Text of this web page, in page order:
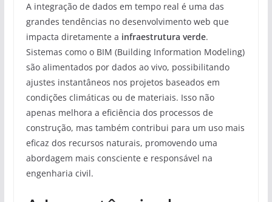
A integração de dados em tempo real é uma das
grandes tendências no desenvolvimento web que
impacta diretamente a infraestrutura verde.
Sistemas como o BIM (Building Information Modeling)
são alimentados por dados ao vivo, possibilitando
ajustes instantâneos nos projetos baseados em
condições climáticas ou de materiais. Isso não
apenas melhora a eficiência dos processos de
construção, mas também contribui para um uso mais
eficaz dos recursos naturais, promovendo uma
abordagem mais consciente e responsável na
engenharia civil.